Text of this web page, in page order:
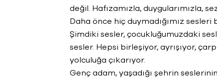
değil. Hafızamızla, duygularımızla,
Daha önce hiç duymadığımız sesleri
Şimdiki sesler, çocukluğumuzdaki
sesler. Hepsi birleşiyor, ayrışıyor,
yolculuğa çıkarıyor.
Genç adam, yaşadığı şehrin